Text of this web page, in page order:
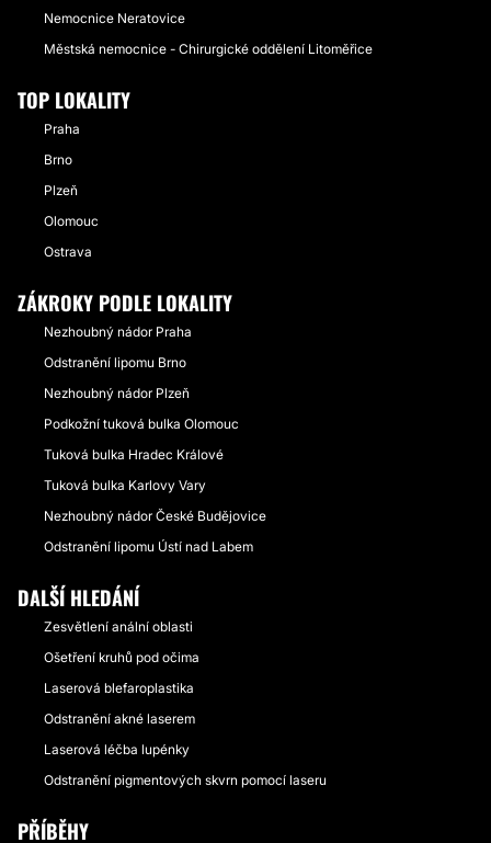
Nemocnice Neratovice
Městská nemocnice - Chirurgické oddělení Litoměřice
TOP LOKALITY
Praha
Brno
Plzeň
Olomouc
Ostrava
ZÁKROKY PODLE LOKALITY
Nezhoubný nádor Praha
Odstranění lipomu Brno
Nezhoubný nádor Plzeň
Podkožní tuková bulka Olomouc
Tuková bulka Hradec Králové
Tuková bulka Karlovy Vary
Nezhoubný nádor České Budějovice
Odstranění lipomu Ústí nad Labem
DALŠÍ HLEDÁNÍ
Zesvětlení anální oblasti
Ošetření kruhů pod očima
Laserová blefaroplastika
Odstranění akné laserem
Laserová léčba lupénky
Odstranění pigmentových skvrn pomocí laseru
PŘÍBĚHY